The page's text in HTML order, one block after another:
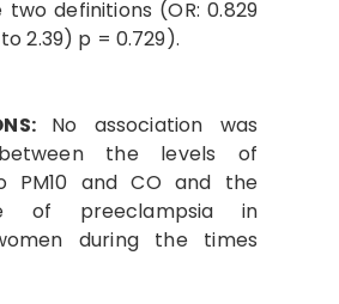
definitions (OR: 0.829
to 2.39) p = 0.729).
No association was
the levels of
PM10 and CO and the
of preeclampsia in
during the times